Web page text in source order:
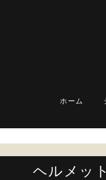
ホーム
ヘルメッ